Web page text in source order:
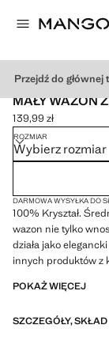
Przejdź do głównej
MADE IN PORTUGAL
MAŁY WAZON
Aktualna cena
139,99 zł
Wybierz kolor
ROZMIAR
Wybierz rozmiar
DARMOWA WYSYŁKA DO
100% Kryształ.
wazon nie tylko
działa jako
innych produktów z
POKAŻ WIĘCEJ
SZCZEGÓŁY,